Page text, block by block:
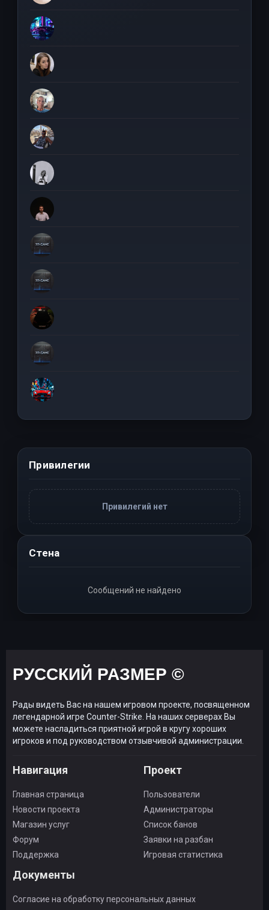
Привилегии
Привилегий нет
Стена
Сообщений не найдено
РУССКИЙ РАЗМЕР ©
Рады видеть Вас на нашем игровом проекте, посвященном
легендарной игре Counter-Strike. На наших серверах Вы
можете насладиться приятной игрой в кругу хороших
игроков и под руководством отзывчивой администрации.
Навигация
Главная страница
Новости проекта
Магазин услуг
Форум
Поддержка
Проект
Пользователи
Администраторы
Список банов
Заявки на разбан
Игровая статистика
Документы
Согласие на обработку персональных данных